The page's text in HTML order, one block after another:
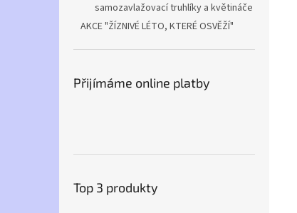
samozavlažovací truhlíky a květináče
AKCE "ŽÍZNIVÉ LÉTO, KTERÉ OSVĚŽÍ"
Přijímáme online platby
Top 3 produkty